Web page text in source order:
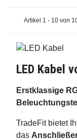
Artikel 1 - 10 von
LED Kabel
Erstklassige
TradeFit bietet
das